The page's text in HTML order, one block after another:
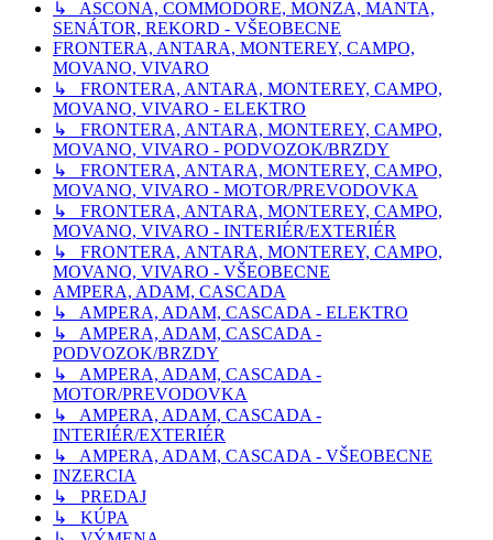
↳ ASCONA, COMMODORE, MONZA, MANTA,
SENÁTOR, REKORD - VŠEOBECNE
FRONTERA, ANTARA, MONTEREY, CAMPO,
MOVANO, VIVARO
↳ FRONTERA, ANTARA, MONTEREY, CAMPO,
MOVANO, VIVARO - ELEKTRO
↳ FRONTERA, ANTARA, MONTEREY, CAMPO,
MOVANO, VIVARO - PODVOZOK/BRZDY
↳ FRONTERA, ANTARA, MONTEREY, CAMPO,
MOVANO, VIVARO - MOTOR/PREVODOVKA
↳ FRONTERA, ANTARA, MONTEREY, CAMPO,
MOVANO, VIVARO - INTERIÉR/EXTERIÉR
↳ FRONTERA, ANTARA, MONTEREY, CAMPO,
MOVANO, VIVARO - VŠEOBECNE
AMPERA, ADAM, CASCADA
↳ AMPERA, ADAM, CASCADA - ELEKTRO
↳ AMPERA, ADAM, CASCADA -
PODVOZOK/BRZDY
↳ AMPERA, ADAM, CASCADA -
MOTOR/PREVODOVKA
↳ AMPERA, ADAM, CASCADA -
INTERIÉR/EXTERIÉR
↳ AMPERA, ADAM, CASCADA - VŠEOBECNE
INZERCIA
↳ PREDAJ
↳ KÚPA